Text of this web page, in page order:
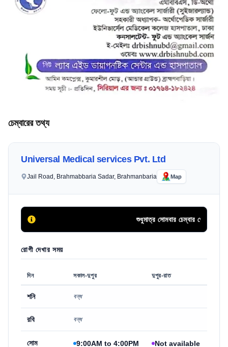
চেম্বারের তথ্য
Universal Medical services Pvt. Ltd
Jail Road, Brahmabbaria Sadar, Brahmanbaria Map
শুধুমাত্র সোমবার চেম্বার খোলা
রোগী দেখার সময়
দিন সকাল-দুপুর দুপুর-রাত
শনি বন্ধ
রবি বন্ধ
সোম 9:00AM to 4:00PM Not available